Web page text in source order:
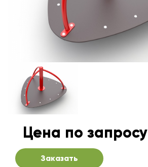
Цена по запросу
Заказать